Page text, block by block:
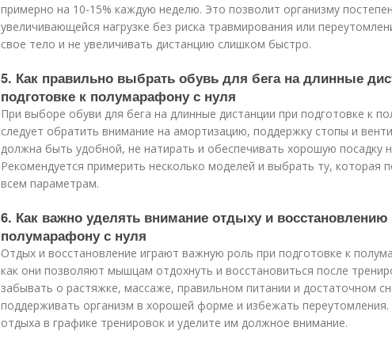
примерно на 10-15% каждую неделю. Это позволит организму
увеличивающейся нагрузке без риска травмирования или
свое тело и не увеличивать дистанцию слишком быстро.
5. Как правильно выбрать обувь для бега на длинные
подготовке к полумарафону с нуля
При выборе обуви для бега на длинные дистанции при подготовке к
следует обратить внимание на амортизацию, поддержку стопы и
должна быть удобной, не натирать и обеспечивать хорошую посадку
Рекомендуется примерить несколько моделей и выбрать ту, которая
всем параметрам.
6. Как важно уделять внимание отдыху и восстановлению
полумарафону с нуля
Отдых и восстановление играют важную роль при подготовке к
как они позволяют мышцам отдохнуть и восстановиться после
забывать о растяжке, массаже, правильном питании и достаточном
поддерживать организм в хорошей форме и избежать переутомления.
отдыха в графике тренировок и уделите им должное внимание.